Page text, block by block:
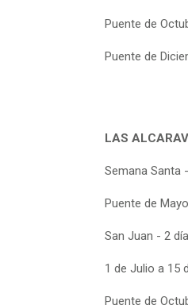
Puente de
Puente de
LAS
Semana Santa
Puente de
San Juan - 2
1 de Julio a 15
Puente de